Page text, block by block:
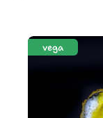
vega